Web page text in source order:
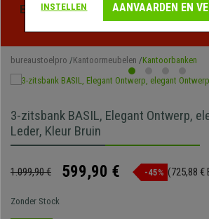
Exclusieve kortingen voor een
bureaustoelpro Kantoormeubelen Kantoorbanken
3-zitsbank BASIL, Elegant Ontwerp,
Leder, Kleur Bruin
1.099,90 € 599,90 € -45% (725,88 €
Zonder Stock
INSTELLEN AANVAARDEN EN